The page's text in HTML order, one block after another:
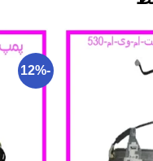
-12%